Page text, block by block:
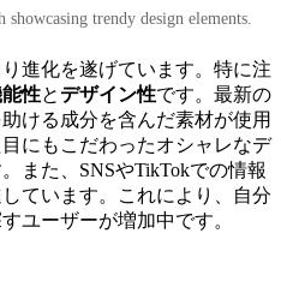
showcasing trendy design elements.
進化を遂げています。特に注
性とデザイン性です。最新の
ける成分を含んだ素材が使用
にもこだわったオシャレなデ
また、SNSやTikTokでの情報
ています。これにより、自分
ユーザーが増加中です。